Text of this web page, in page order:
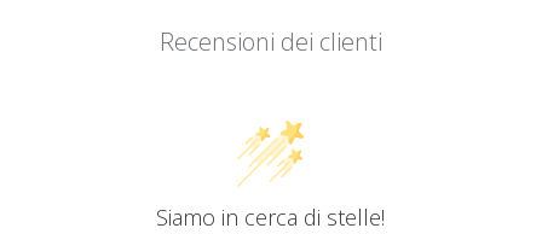
Recensioni dei clienti
Siamo in cerca di stelle!